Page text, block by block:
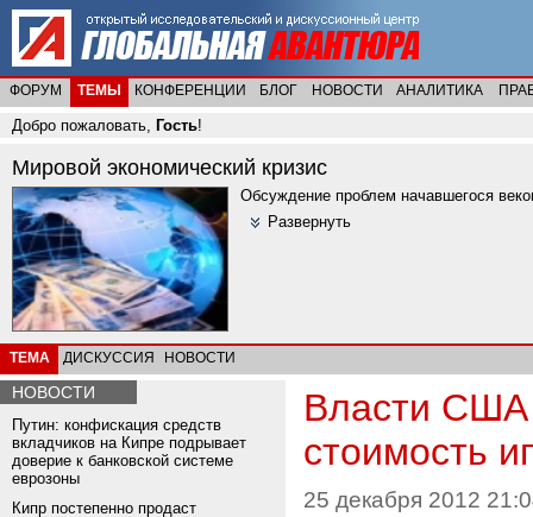
ФОРУМ ТЕМЫ КОНФЕРЕНЦИИ БЛОГ НОВОСТИ АНАЛИТИКА
Добро пожаловать, Гость!
Мировой экономический кризис
Обсуждение проблем начавшегося
Развернуть
ТЕМА ДИСКУССИЯ НОВОСТИ
НОВОСТИ
Путин: конфискация средств
вкладчиков на Кипре подрывает
доверие к банковской системе
еврозоны
Кипр постепенно продаст
Власти США
стоимость
25 декабря 2012